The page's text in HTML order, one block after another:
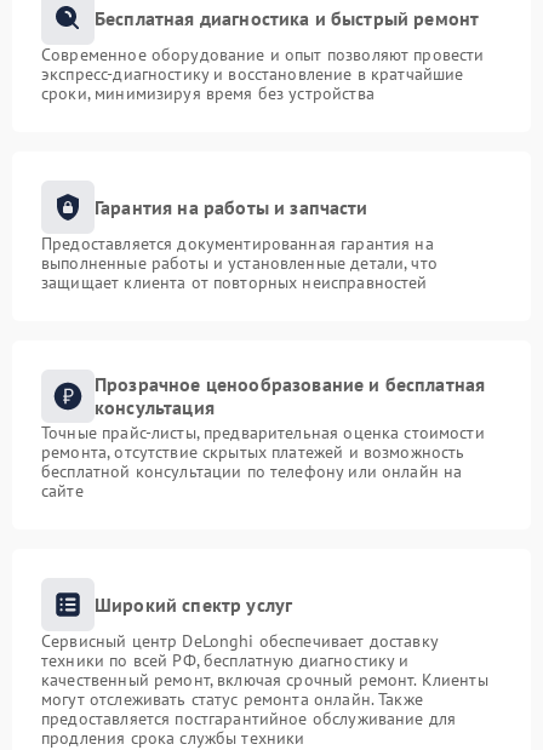
Бесплатная диагностика и быстрый ремонт
Современное оборудование и опыт позволяют провести
экспресс-диагностику и восстановление в кратчайшие
сроки, минимизируя время без устройства
Гарантия на работы и запчасти
Предоставляется документированная гарантия на
выполненные работы и установленные детали, что
защищает клиента от повторных неисправностей
Прозрачное ценообразование и бесплатная
консультация
Точные прайс-листы, предварительная оценка стоимости
ремонта, отсутствие скрытых платежей и возможность
бесплатной консультации по телефону или онлайн на
сайте
Широкий спектр услуг
Сервисный центр DeLonghi обеспечивает доставку
техники по всей РФ, бесплатную диагностику и
качественный ремонт, включая срочный ремонт. Клиенты
могут отслеживать статус ремонта онлайн. Также
предоставляется постгарантийное обслуживание для
продления срока службы техники